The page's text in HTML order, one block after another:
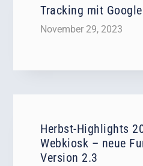
Tracking mit
November 29, 2023
Herbst-Highlights
Webkiosk – neue
Version 2.3